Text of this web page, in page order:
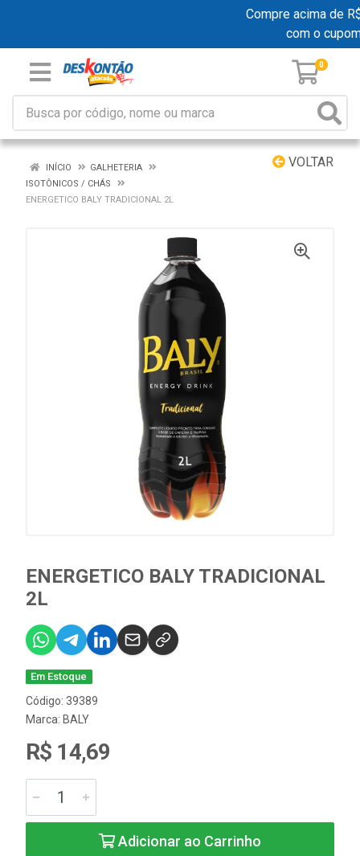
Compre acima de
com o
0
VOLTAR
INÍCIO
GALHETERIA
ISOTÔNICOS / CHÁS
ENERGETICO BALY TRADICIONAL 2L
ENERGETICO BALY TRADICIONAL
2L
Em Estoque
Código: 39389
Marca: BALY
R$ 14,69
Adicionar ao Carrinho